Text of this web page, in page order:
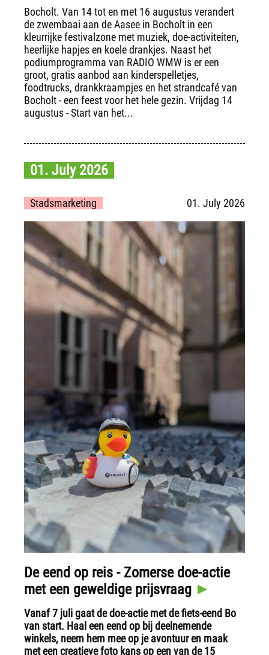
Bocholt. Van 14 tot en met 16 augustus verandert
de zwembaai aan de Aasee in Bocholt in een
kleurrijke festivalzone met muziek, doe-activiteiten,
heerlijke hapjes en koele drankjes. Naast het
podiumprogramma van RADIO WMW is er een
groot, gratis aanbod aan kinderspelletjes,
foodtrucks, drankkraampjes en het strandcafé van
Bocholt - een feest voor het hele gezin. Vrijdag 14
augustus - Start van het...
01. July 2026
Stadsmarketing 01. July 2026
De eend op reis - Zomerse doe-actie
met een geweldige prijsvraag
Vanaf 7 juli gaat de doe-actie met de fiets-eend Bo
van start. Haal een eend op bij deelnemende
winkels, neem hem mee op je avontuur en maak
met een creatieve foto kans op een van de 15